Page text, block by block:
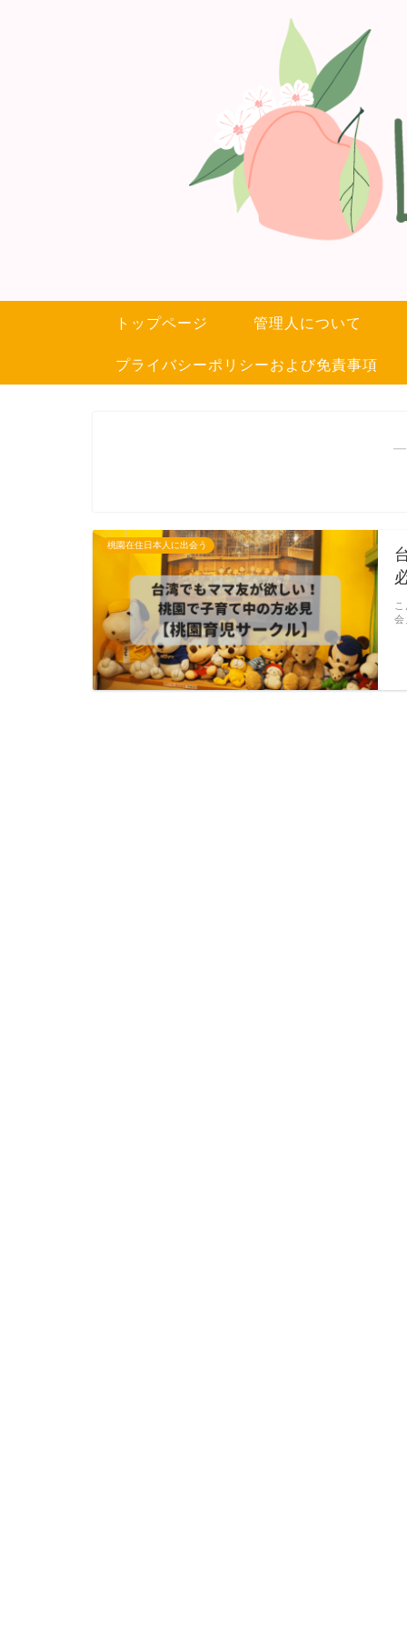
トップページ 管理人について
プライバシーポリシーおよび免責事項
桃園在住日本人に出会う